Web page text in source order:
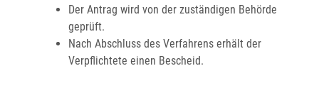
Der Antrag wird von der zuständigen Behörde
geprüft.
Nach Abschluss des Verfahrens erhält der
Verpflichtete einen Bescheid.